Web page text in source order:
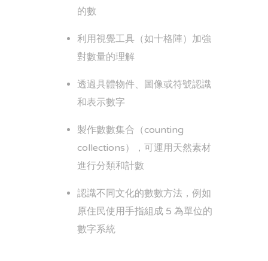
的數
利用視覺工具（如十格陣）加強
對數量的理解
透過具體物件、圖像或符號認識
和表示數字
製作數數集合（counting
collections），可運用天然素材
進行分類和計數
認識不同文化的數數方法，例如
原住民使用手指組成 5 為單位的
數字系統